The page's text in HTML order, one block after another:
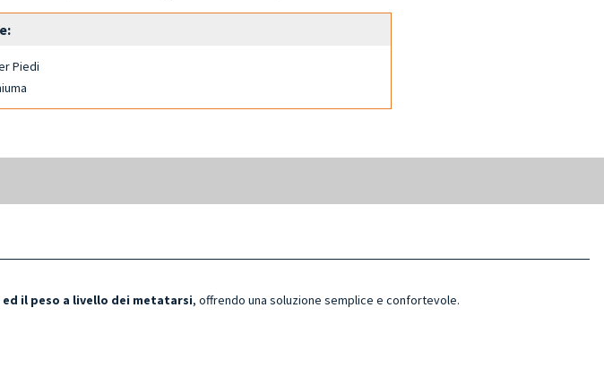
Piedi
il peso a livello dei metatarsi, offrendo una soluzione semplice e confortevole.